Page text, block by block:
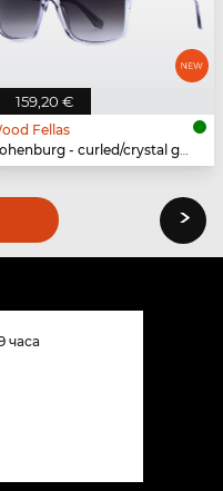
159,20 €
Fellas
- curled/crystal grey
›
часа